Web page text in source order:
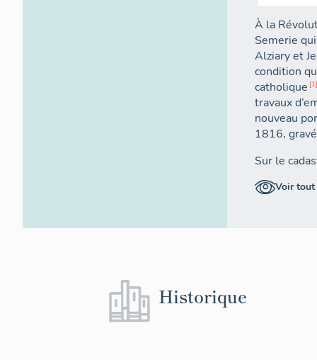
À la
Semerie
Alziary et
condition
catholique 1
travaux
nouveau
1816,
Sur le
la chapelle
Voir tout
Historique